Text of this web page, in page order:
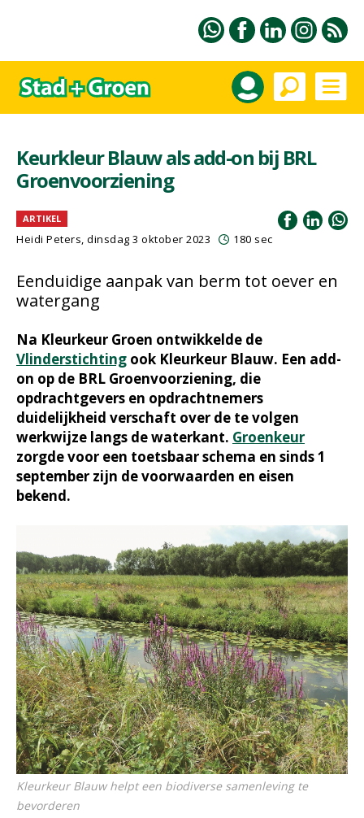
Keurkleur Blauw als add-on bij BRL
Groenvoorziening
ARTIKEL
Heidi Peters, dinsdag 3 oktober 2023 180 sec
Eenduidige aanpak van berm tot oever en
watergang
Na Kleurkeur Groen ontwikkelde de
Vlinderstichting ook Kleurkeur Blauw. Een add-
on op de BRL Groenvoorziening, die
opdrachtgevers en opdrachtnemers
duidelijkheid verschaft over de te volgen
werkwijze langs de waterkant. Groenkeur
zorgde voor een toetsbaar schema en sinds 1
september zijn de voorwaarden en eisen
bekend.
Kleurkeur Blauw helpt een biodiverse samenleving te
bevorderen